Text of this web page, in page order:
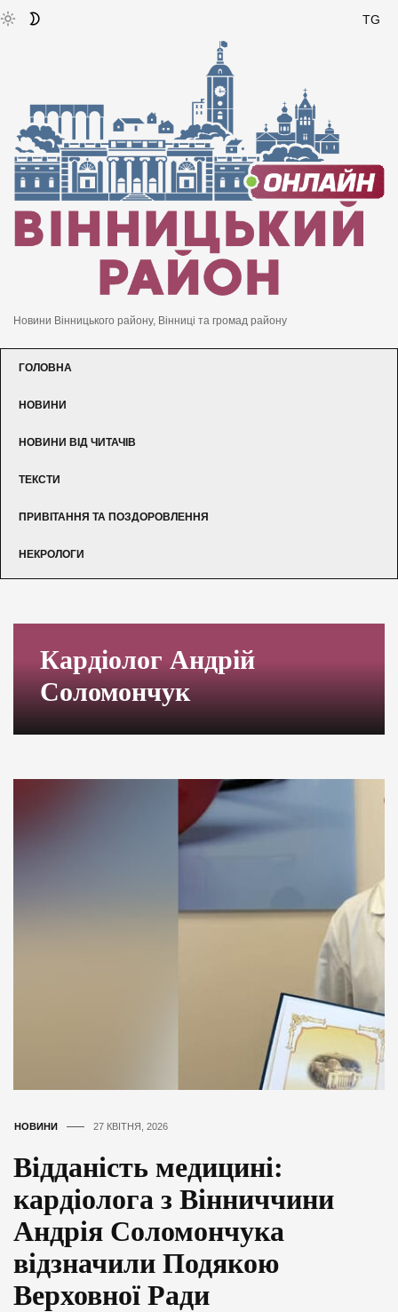
TG
Новини Вінницького району, Вінниці та громад району
ГОЛОВНА
НОВИНИ
НОВИНИ ВІД ЧИТАЧІВ
ТЕКСТИ
ПРИВІТАННЯ ТА ПОЗДОРОВЛЕННЯ
НЕКРОЛОГИ
Кардіолог Андрій
Соломончук
НОВИНИ 27 КВІТНЯ, 2026
Відданість медицині:
кардіолога з Вінниччини
Андрія Соломончука
відзначили Подякою
Верховної Ради